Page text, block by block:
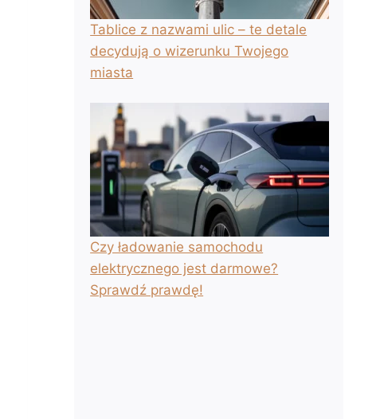
Tablice z nazwami ulic – te detale
decydują o wizerunku Twojego
miasta
Czy ładowanie samochodu
elektrycznego jest darmowe?
Sprawdź prawdę!